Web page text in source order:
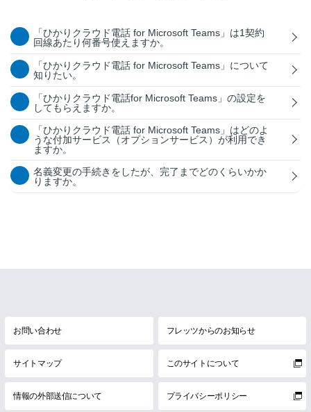
「ひかりクラウド電話 for Microsoft Teams」は1契約
回線あたり何番号使えますか。
「ひかりクラウド電話 for Microsoft Teams」について
知りたい。
「ひかりクラウド電話for Microsoft Teams」の設定を
してもらえますか。
「ひかりクラウド電話 for Microsoft Teams」はどのよ
うな付加サービス（オプションサービス）が利用でき
ますか。
名義変更の手続きをしたが、完了までどのくらいかか
りますか。
お問い合わせ フレッツからのお知らせ
サイトマップ このサイトについて
情報の外部送信について プライバシーポリシー